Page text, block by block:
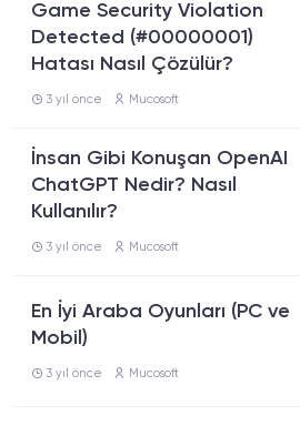
Game Security Violation
Detected (#00000001)
Hatası Nasıl Çözülür?
3 yıl önce Mucosoft
İnsan Gibi Konuşan OpenAI
ChatGPT Nedir? Nasıl
Kullanılır?
3 yıl önce Mucosoft
En İyi Araba Oyunları (PC ve
Mobil)
3 yıl önce Mucosoft